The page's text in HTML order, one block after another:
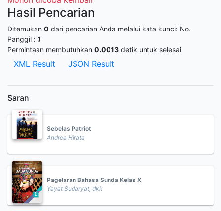
Hasil Pencarian
Ditemukan 0 dari pencarian Anda melalui kata kunci: No.
Panggil : 1
Permintaan membutuhkan 0.0013 detik untuk selesai
XML Result JSON Result
Saran
Sebelas Patriot
Andrea Hirata
Pagelaran Bahasa Sunda Kelas X
Yayat Sudaryat, dkk